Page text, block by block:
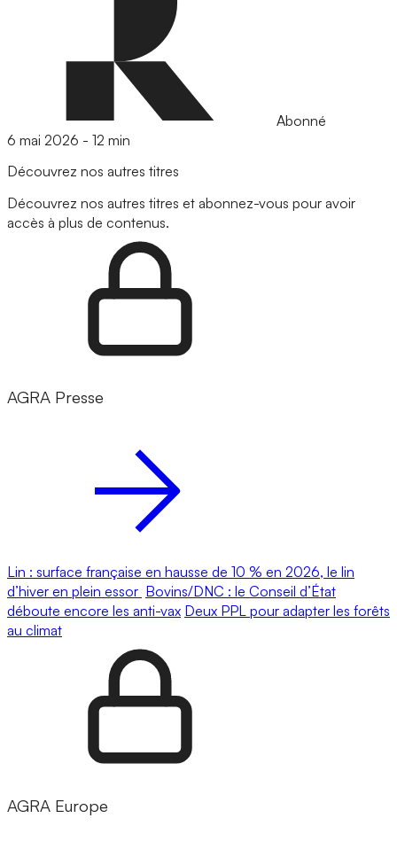
Abonné
6 mai 2026 - 12 min
Découvrez nos autres titres
Découvrez nos autres titres et abonnez-vous pour avoir
accès à plus de contenus.
AGRA Presse
Lin : surface française en hausse de 10 % en 2026, le lin
d’hiver en plein essor Bovins/DNC : le Conseil d’État
déboute encore les anti-vax Deux PPL pour adapter les forêts
au climat
AGRA Europe